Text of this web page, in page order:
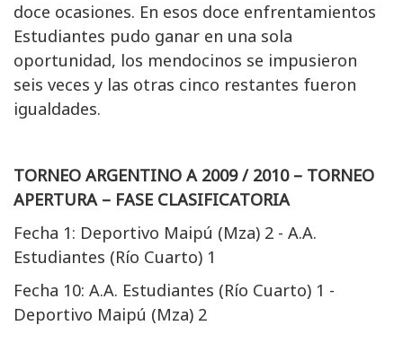
doce ocasiones. En esos doce enfrentamientos
Estudiantes pudo ganar en una sola
oportunidad, los mendocinos se impusieron
seis veces y las otras cinco restantes fueron
igualdades.
TORNEO ARGENTINO A 2009 / 2010 – TORNEO
APERTURA – FASE CLASIFICATORIA
Fecha 1: Deportivo Maipú (Mza) 2 - A.A.
Estudiantes (Río Cuarto) 1
Fecha 10: A.A. Estudiantes (Río Cuarto) 1 -
Deportivo Maipú (Mza) 2